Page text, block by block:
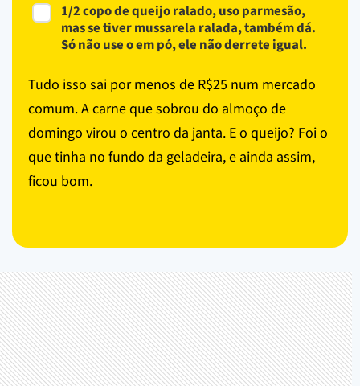
1/2 copo de queijo ralado, uso parmesão,
mas se tiver mussarela ralada, também dá.
Só não use o em pó, ele não derrete igual.
Tudo isso sai por menos de R$25 num mercado
comum. A carne que sobrou do almoço de
domingo virou o centro da janta. E o queijo? Foi o
que tinha no fundo da geladeira, e ainda assim,
ficou bom.